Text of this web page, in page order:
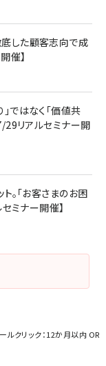
ルクリック：12か月以内 OR
した顧客志向で成
催】
ではなく「価値共
29リアルセミナー開
。「お客さまのお困
ミナー開催】